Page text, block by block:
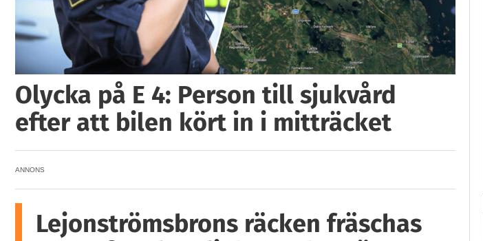
Olycka på E 4: Person till sjukvård
efter att bilen kört in i mitträcket
ANNONS
Lejonströmsbrons räcken fräschas